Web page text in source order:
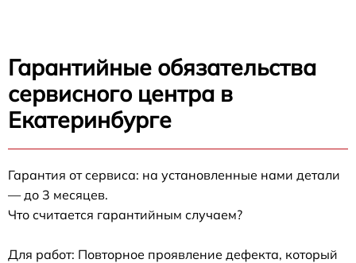
Гарантийные обязательства
сервисного центра в
Екатеринбурге
Гарантия от сервиса: на установленные нами детали
— до 3 месяцев.
Что считается гарантийным случаем?
Для работ: Повторное проявление дефекта, который